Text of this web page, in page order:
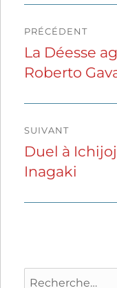
de
l’article
PRÉCÉDENT
Publication
précédente :
La Déesse
Roberto
SUIVANT
Publication
suivante :
Duel à
Inagaki
Recherche